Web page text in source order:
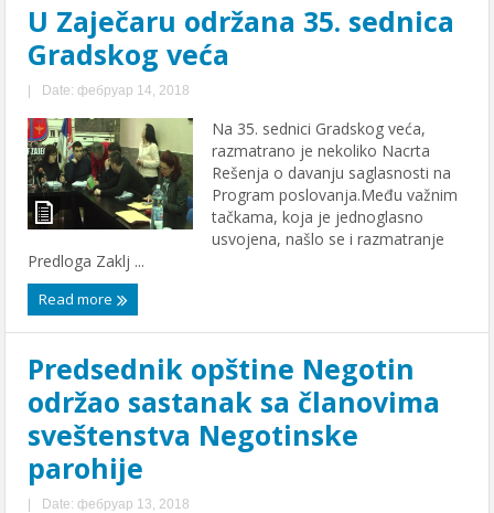
U Zaječaru održana 35. sednica
Gradskog veća
| Date: фебруар 14, 2018
Na 35. sednici Gradskog veća,
razmatrano je nekoliko Nacrta
Rešenja o davanju saglasnosti na
Program poslovanja.Među važnim
tačkama, koja je jednoglasno
usvojena, našlo se i razmatranje
Predloga Zaklj ...
Read more
Predsednik opštine Negotin
održao sastanak sa članovima
sveštenstva Negotinske
parohije
| Date: фебруар 13, 2018